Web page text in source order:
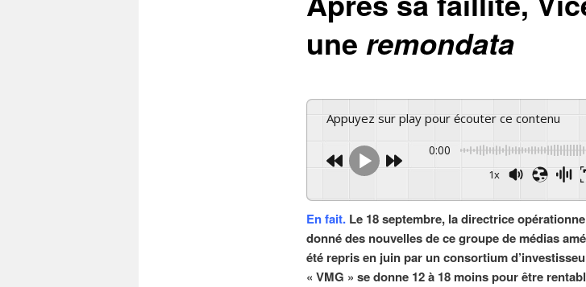
une remondata
Appuyez sur play pour écouter ce contenu
0:00
1x
En fait.Le 18 septembre, la directrice
donné des nouvelles de ce groupe de médias
été repris en juin par un consortium
« VMG » se donne 12 à 18 moins pour être